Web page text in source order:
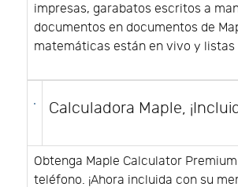
impresas, garabatos escritos a
documentos en documentos de
matemáticas están en vivo y listas
Calculadora Maple,
Obtenga Maple Calculator
teléfono. ¡Ahora incluida con su